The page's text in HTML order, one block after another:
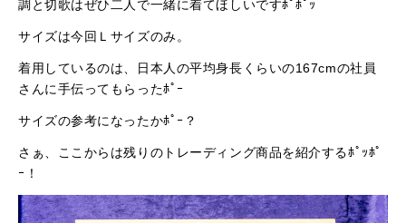
調と切歌はぜひ二人で一緒に着てほしいですﾎﾟﾎﾟｯ
サイズは今回Ｌサイズのみ。
着用しているのは、日本人の平均身長くらいの167cmの社員
さんに手伝ってもらったﾎﾟｰ
サイズの参考になったかﾎﾟｰ？
さぁ、ここからは残りのトレーディング商品を紹介するﾎﾟｯﾎﾟ
ｰ！